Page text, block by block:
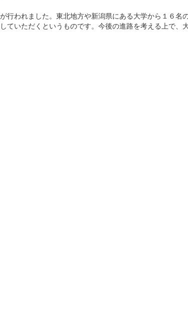
われました。東北地方や新潟県にある大学から１６名
ていただくというものです。今後の進路を考える上で、